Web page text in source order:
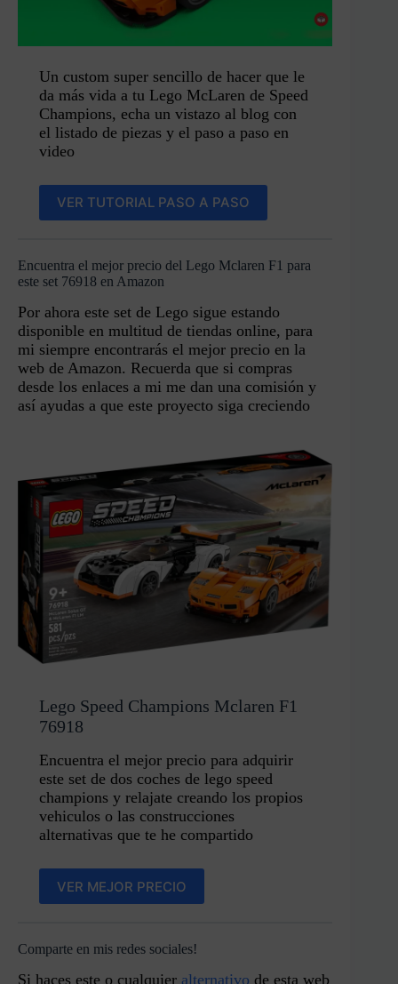
Un custom super sencillo de hacer que le
da más vida a tu Lego McLaren de Speed
Champions, echa un vistazo al blog con
el listado de piezas y el paso a paso en
video
VER TUTORIAL PASO A PASO
Encuentra el mejor precio del Lego Mclaren F1 para
este set 76918 en Amazon
Por ahora este set de Lego sigue estando
disponible en multitud de tiendas online, para
mi siempre encontrarás el mejor precio en la
web de Amazon. Recuerda que si compras
desde los enlaces a mi me dan una comisión y
así ayudas a que este proyecto siga creciendo
Lego Speed Champions Mclaren F1
76918
Encuentra el mejor precio para adquirir
este set de dos coches de lego speed
champions y relajate creando los propios
vehiculos o las construcciones
alternativas que te he compartido
VER MEJOR PRECIO
Comparte en mis redes sociales!
Si haces este o cualquier alternativo de esta web